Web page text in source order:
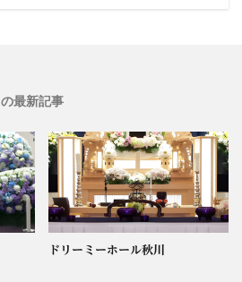
の最新記事
ドリーミーホール秋川